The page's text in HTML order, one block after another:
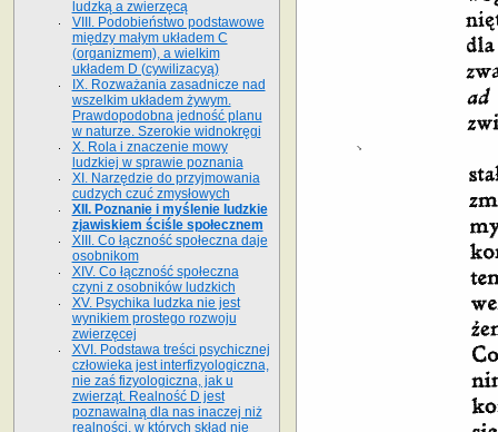
ludzką a zwierzęcą
VIII. Podobieństwo podstawowe
między małym układem C
(organizmem), a wielkim
układem D (cywilizacyą)
IX. Rozważania zasadnicze nad
wszelkim układem żywym.
Prawdopodobna jedność planu
w naturze. Szerokie widnokręgi
X. Rola i znaczenie mowy
ludzkiej w sprawie poznania
XI. Narzędzie do przyjmowania
cudzych czuć zmysłowych
XII. Poznanie i myślenie ludzkie
zjawiskiem ściśle społecznem
XIII. Co łączność społeczna daje
osobnikom
XIV. Co łączność społeczna
czyni z osobników ludzkich
XV. Psychika ludzka nie jest
wynikiem prostego rozwoju
zwierzęcej
XVI. Podstawa treści psychicznej
człowieka jest interfizyologiczna,
nie zaś fizyologiczna, jak u
zwierząt. Realność D jest
poznawalną dla nas inaczej niż
realności, w których skład nie